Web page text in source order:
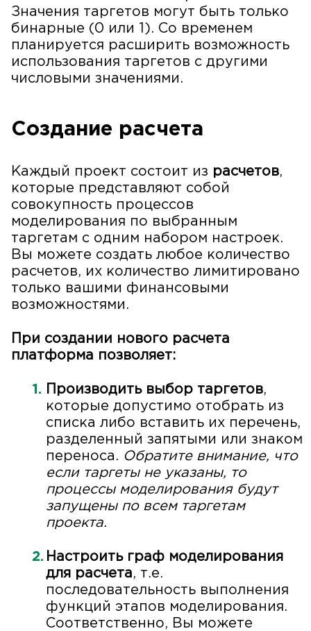
Значения таргетов могут быть только
бинарные (0 или 1). Со временем
планируется расширить возможность
использования таргетов с другими
числовыми значениями.
Создание расчета
Каждый проект состоит из расчетов,
которые представляют собой
совокупность процессов
моделирования по выбранным
таргетам с одним набором настроек.
Вы можете создать любое количество
расчетов, их количество лимитировано
только вашими финансовыми
возможностями.
При создании нового расчета
платформа позволяет:
Производить выбор таргетов,
которые допустимо отобрать из
списка либо вставить их перечень,
разделенный запятыми или знаком
переноса. Обратите внимание, что
если таргеты не указаны, то
процессы моделирования будут
запущены по всем таргетам
проекта.
Настроить граф моделирования
для расчета, т.е.
последовательность выполнения
функций этапов моделирования.
Соответственно, Вы можете